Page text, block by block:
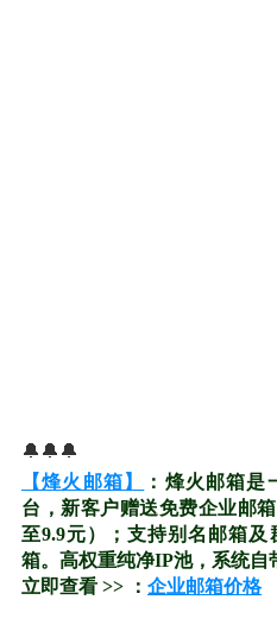
🔔🔔🔔
【烽火邮箱】
：烽火邮箱
台，新客户赠送免费企业邮
至9.9元）；支持别名邮箱
箱。高权重纯净IP池，系统自
立即查看 >> ： 企业邮箱价格